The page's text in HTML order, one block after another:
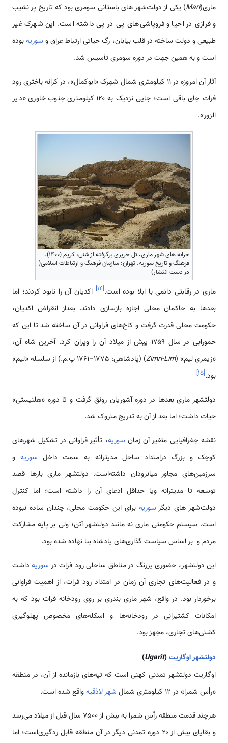
ماری(Mari) یکی از دولت‌شهر های باستانی سومری بود که تاریخ پر نشیب
و فرازی در احیا و فروپاشی‌های پی در پی داشته است. این شهرک غیر
طبیعی و دولت ساخته در قلب بیابان، رگ حیاتی ارتباط عراق و سوریهبوده
است و به همین جهت در دوره سومری تأسیس شد.
آثار آن امروزه در ۱۱ کیلومتری شمال شهرک «ابوکمال»، در کرانه باختری رود
فرات جای باقی است؛ جایی نزدیک به ۱۲۰ کیلومتری جنوب خاوری «دیر
الزور».
خرابه­ های شهر ماری، تل حریری برگرفته از شنی، کریم (۱۴۰۰).
فرهنگ و تاریخ سوریه. تهران: سازمان فرهنگ و ارتباطات اسلامی(
در دست انتشار)
ماری در رقابتی دائمی با ابلا بوده است.[۱۴] اکدیان آن را نابود کردند؛ اما
بعدها به حاکمان محلی اجازه بازسازی دادند. بعداز انقراض اکدیان،
حکومت محلی قدرت گرفت و کاخ‌های فراوانی در آن ساخته شد تا این که
حمورابی در سال ۱۷۵۹ پیش از میلاد آن را ویران کرد. آخرین شاه آن،
«زیمری لیم» (Zimri-Lim
) (پادشاهی: 1775–1761 پ.م.) از سلسله «لیم»
بود.[۱۵]
دولت­شهر ماری بعدها در دوره آشوریان رونق گرفت و تا دوره «هلنیستی»
حیات داشت؛ اما بعد از آن به تدریج متروک شد.
نقشه جغرافیایی متغیر آن زمان سوریه، تأثیر فراوانی در تشکیل شهرهای
کوچک و بزرگ درامتداد ساحل مدیترانه به سمت داخل سوریهو
سرزمین‌های مجاور میانرودان داشته‌است. دولت­شهر ماری بارها قصد
توسعه تا مدیترانه ویا حداقل ادعای آن را داشته است؛ اما کنترل
دولت‌شهر های دیگر سوریه برای این حکومت محلی، چندان ساده نبوده
است. سیستم حکومتی ماری نه مانند دولت­شهر آتن؛ ولی بر پایه مشارکت
مردم و بر اساس سیاست گذاری‌های پادشاه بنا نهاده شده بود.
این دولت­شهر، حضوری پررنگ در مناطق ساحلی رود فرات در سوریهداشت
و در فعالیت‌های تجاری آن زمان در امتداد رود فرات، از اهمیت فراوانی
برخوردار بود. در واقع، شهر ماری بندری بر روی رودخانه فرات بود که به
امکانات کشتیرانی در رودخانه‌ها و اسکله‌های مخصوص پهلوگیری
کشتی‌های تجاری، مجهز بود.
دولت­شهر اوگاریت(
Ugarit
)
اوگاریت دولت­شهر تمدنی کهنی است که تپه‌های بازمانده از آن، در منطقه
«رأس شمرا» در ۱۲ کیلومتری شمال
شهر لاذقیهواقع شده‌ است.
هرچند قدمت منطقه رأس شمرا به بیش از ۷۵۰۰ سال قبل از میلاد می‌رسد
و بقایای بیش از ۲۰ دوره تمدنی دیگر در آن منطقه قابل ردگیری‌است؛ اما